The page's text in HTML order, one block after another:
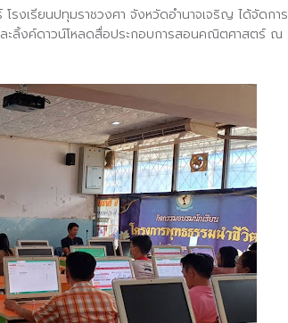
งเรียนปทุมราชวงศา จังหวัดอำนาจเจริญ ได้จัดการ
ะลิ้งค์ดาวน์โหลดสื่อประกอบการสอนคณิตศาสตร์ ณ